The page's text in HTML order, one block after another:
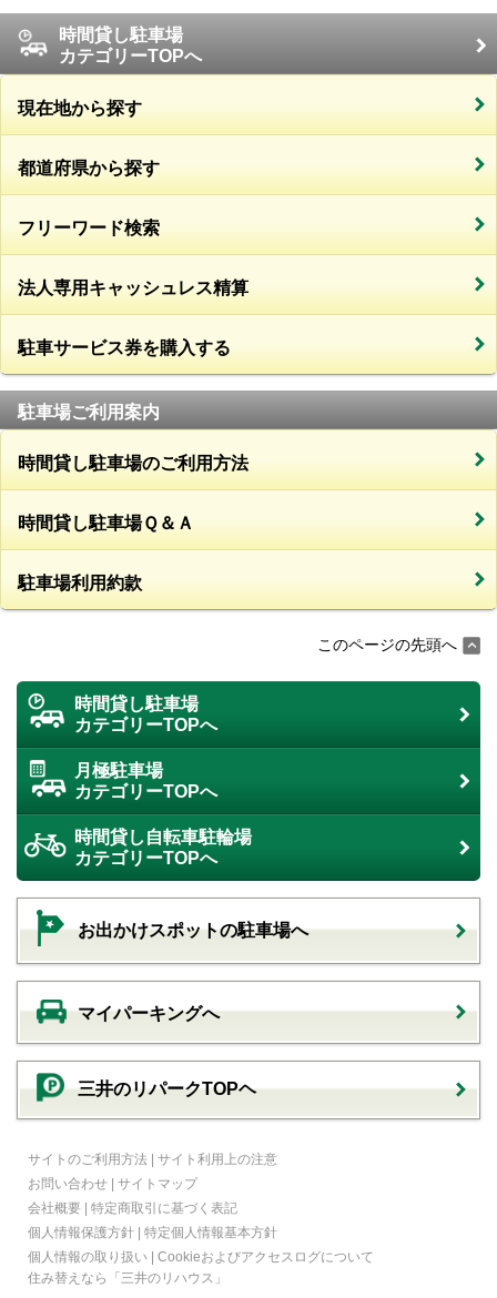
時間貸し駐車場
カテゴリーTOPへ
現在地から探す
都道府県から探す
フリーワード検索
法人専用キャッシュレス精算
駐車サービス券を購入する
駐車場ご利用案内
時間貸し駐車場のご利用方法
時間貸し駐車場Ｑ＆Ａ
駐車場利用約款
このページの先頭へ
時間貸し駐車場
カテゴリーTOPへ
月極駐車場
カテゴリーTOPへ
時間貸し自転車駐輪場
カテゴリーTOPへ
お出かけスポットの駐車場へ
マイパーキングへ
三井のリパークTOPヘ
サイトのご利用方法 | サイト利用上の注意
お問い合わせ | サイトマップ
会社概要 | 特定商取引に基づく表記
個人情報保護方針 | 特定個人情報基本方針
個人情報の取り扱い | Cookieおよびアクセスログについて
住み替えなら
「三井のリハウス」